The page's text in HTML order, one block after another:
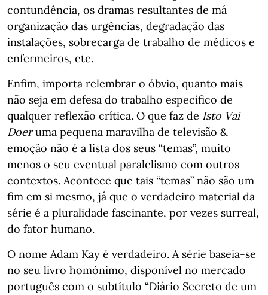
contundência, os dramas resultantes de má
organização das urgências, degradação das
instalações, sobrecarga de trabalho de médicos e
enfermeiros, etc.
Enfim, importa relembrar o óbvio, quanto mais
não seja em defesa do trabalho específico de
qualquer reflexão crítica. O que faz de Isto Vai
Doeruma pequena maravilha de televisão &
emoção não é a lista dos seus “temas”, muito
menos o seu eventual paralelismo com outros
contextos. Acontece que tais “temas” não são um
fim em si mesmo, já que o verdadeiro material da
série é a pluralidade fascinante, por vezes surreal,
do fator humano.
O nome Adam Kay é verdadeiro. A série baseia-se
no seu livro homónimo, disponível no mercado
português com o subtítulo “Diário Secreto de um